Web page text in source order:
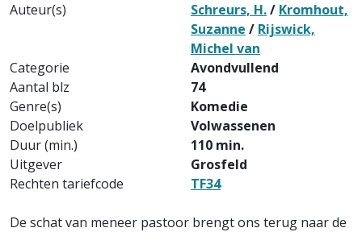
Auteur(s)
Schreurs, H./ Kromhout,
Suzanne / Rijswick,
Michel van
Categorie
Avondvullend
Aantal blz
74
Genre(s)
Komedie
Doelpubliek
Volwassenen
Duur (min.)
110 min.
Uitgever
Grosfeld
Rechten tariefcode
TF34
De schat van meneer pastoor brengt ons terug naar de